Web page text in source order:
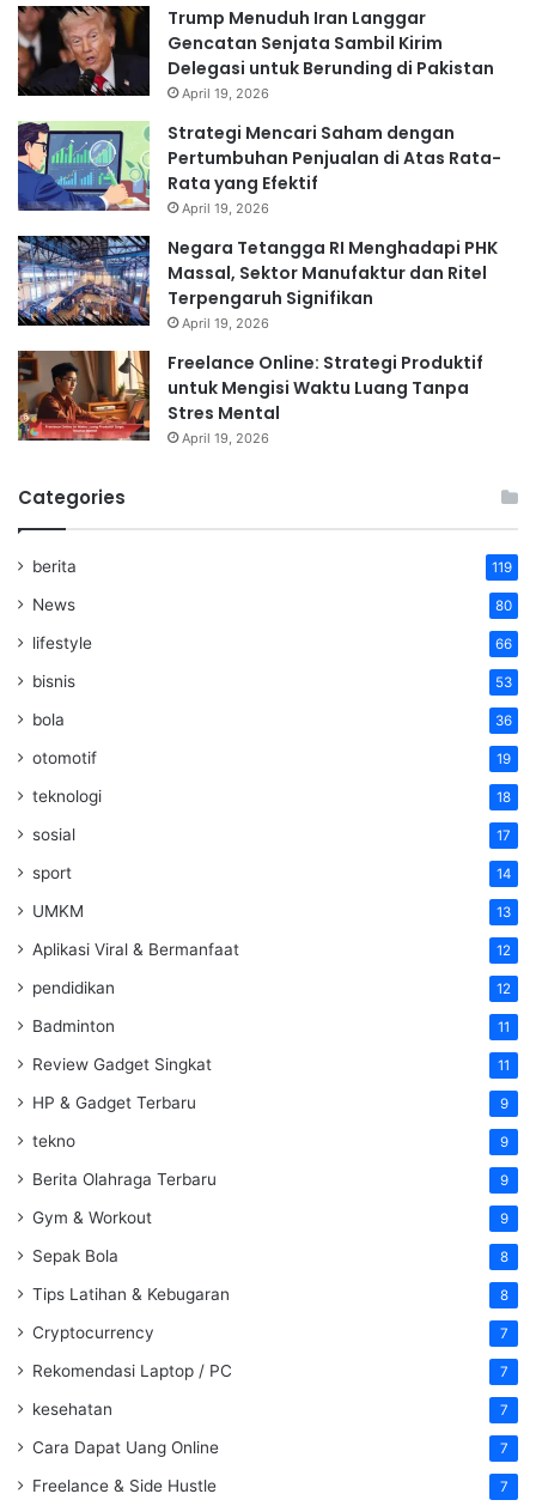
Trump Menuduh Iran Langgar
Gencatan Senjata Sambil Kirim
Delegasi untuk Berunding di Pakistan
April 19, 2026
Strategi Mencari Saham dengan
Pertumbuhan Penjualan di Atas Rata-
Rata yang Efektif
April 19, 2026
Negara Tetangga RI Menghadapi PHK
Massal, Sektor Manufaktur dan Ritel
Terpengaruh Signifikan
April 19, 2026
Freelance Online: Strategi Produktif
untuk Mengisi Waktu Luang Tanpa
Stres Mental
April 19, 2026
Categories
berita 119
News 80
lifestyle 66
bisnis 53
bola 36
otomotif 19
teknologi 18
sosial 17
sport 14
UMKM 13
Aplikasi Viral & Bermanfaat 12
pendidikan 12
Badminton 11
Review Gadget Singkat 11
HP & Gadget Terbaru 9
tekno 9
Berita Olahraga Terbaru 9
Gym & Workout 9
Sepak Bola 8
Tips Latihan & Kebugaran 8
Cryptocurrency 7
Rekomendasi Laptop / PC 7
kesehatan 7
Cara Dapat Uang Online 7
Freelance & Side Hustle 7